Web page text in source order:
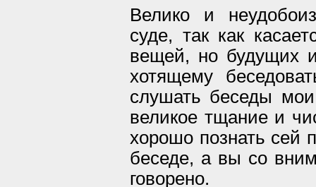
Велико и
суде, так как
вещей, но будущих
хотящему
слушать беседы
великое тщание и
хорошо познать сей
беседе, а вы со
говорено.